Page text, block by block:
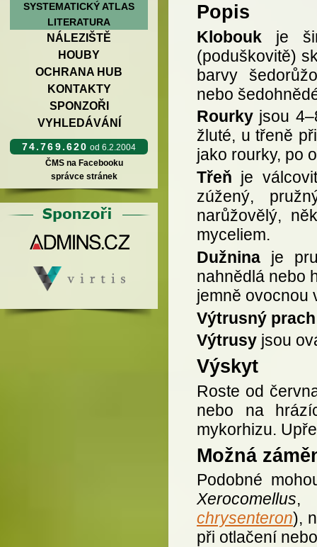
SYSTEMATICKÝ ATLAS
LITERATURA
NÁLEZIŠTĚ
HOUBY
OCHRANA HUB
KONTAKTY
SPONZOŘI
VYHLEDÁVÁNÍ
74.769.620 od 6.2.2004
ČMS na Facebooku
správce stránek
Popis
Klobouk je
(poduškovitě)
barvy
nebo
Rourky jsou
žluté, u třeně
jako rourky, po
Třeň je
zúžený,
narůžovělý,
myceliem.
Dužnina je
nahnědlá nebo
jemně ovocnou
Výtrusný prach
Výtrusy jsou
Výskyt
Roste od
nebo na
mykorhizu.
Možná
Podobné
Xerocomellus,
chrysenteron),
při otlačení